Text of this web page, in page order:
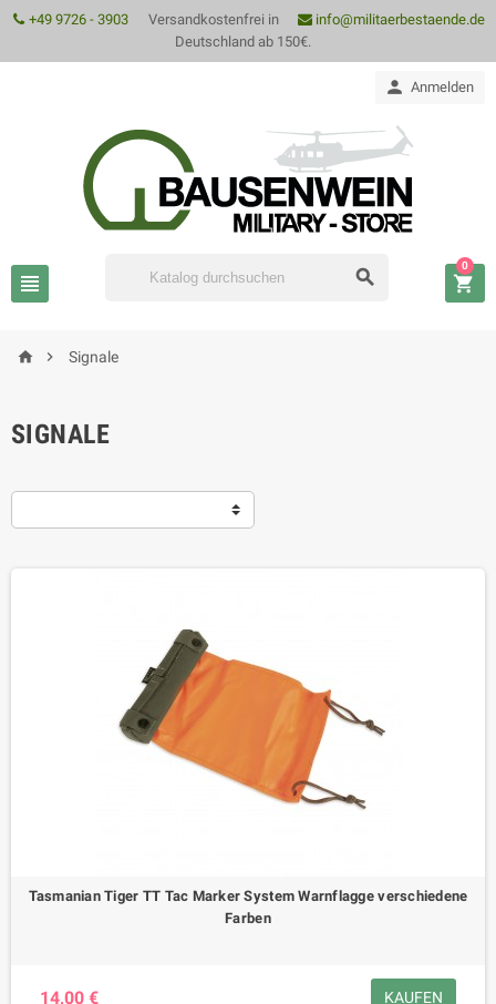
+49 9726 - 3903 info@militaerbestaende.de
Versandkostenfrei in
Deutschland ab 150€.
 Anmelden
  
0
  Signale
SIGNALE
Tasmanian Tiger TT Tac Marker System Warnflagge verschiedene
Farben
14,00 € KAUFEN